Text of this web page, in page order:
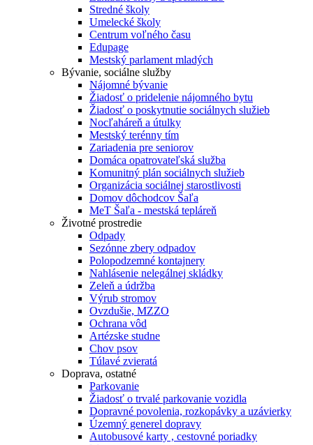
Stredné školy
Umelecké školy
Centrum voľného času
Edupage
Mestský parlament mladých
Bývanie, sociálne služby
Nájomné bývanie
Žiadosť o pridelenie nájomného bytu
Žiadosť o poskytnutie sociálnych služieb
Nocľaháreň a útulky
Mestský terénny tím
Zariadenia pre seniorov
Domáca opatrovateľská služba
Komunitný plán sociálnych služieb
Organizácia sociálnej starostlivosti
Domov dôchodcov Šaľa
MeT Šaľa - mestská tepláreň
Životné prostredie
Odpady
Sezónne zbery odpadov
Polopodzemné kontajnery
Nahlásenie nelegálnej skládky
Zeleň a údržba
Výrub stromov
Ovzdušie, MZZO
Ochrana vôd
Artézske studne
Chov psov
Túlavé zvieratá
Doprava, ostatné
Parkovanie
Žiadosť o trvalé parkovanie vozidla
Dopravné povolenia, rozkopávky a uzávierky
Územný generel dopravy
Autobusové karty , cestovné poriadky